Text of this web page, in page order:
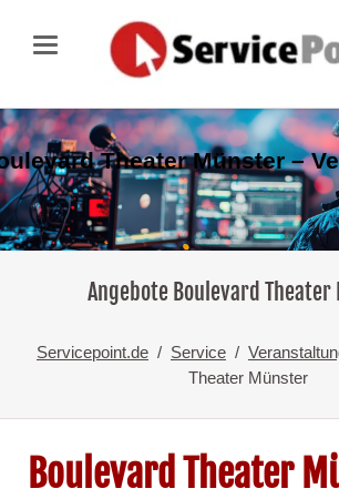
Theater Münster –
Angebote Boulevard
Servicepoint.de Service
Theater Münster
Boulevard Theater